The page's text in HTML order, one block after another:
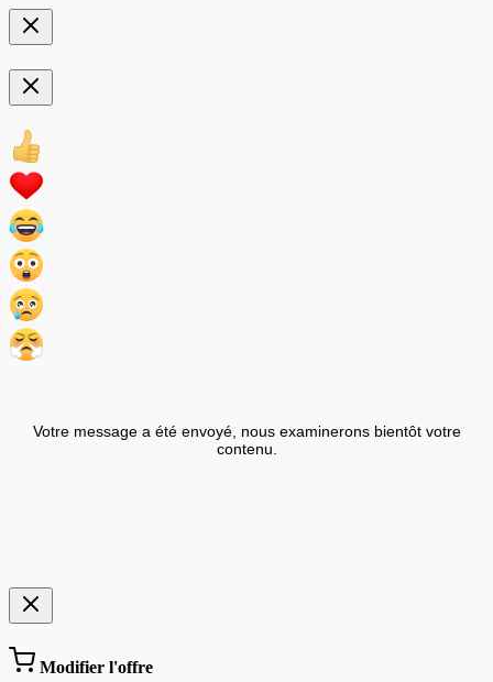
Votre message a été envoyé, nous examinerons bientôt votre
contenu.
Modifier l'offre